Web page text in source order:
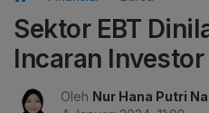
Sektor EBT
Incaran
Oleh Nur Hana Putri